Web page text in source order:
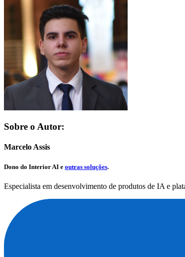
Sobre o Autor:
Marcelo Assis
Dono do Interior AI e outras soluções.
Especialista em desenvolvimento de produtos de IA e